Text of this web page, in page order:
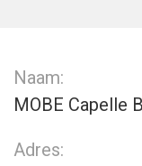
Naam:
MOBE Capelle
Adres: